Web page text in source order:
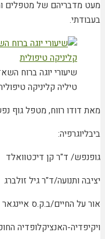
מעט מדבריהם של מטפלים
בעבודתי.
שיעורי יוגה ברוח
טיליה קליניקה
מאת דודו רווח, מטפל גוף
ביבליוגרפיה:
גופנפש/ ד"ר קן דיכטוואלד
יציבה ותנועה/ד"ר גיל זולברג
אור על החיים/ב.ק.ס איינגאר
ויקיפדיה-האנציקלופדיה